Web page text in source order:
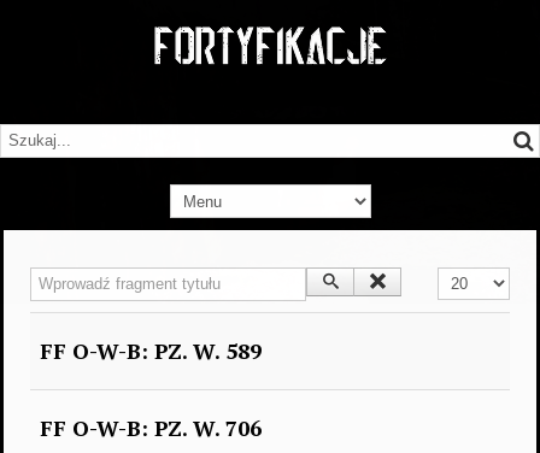
Wprowadź fragment tytułu Pokaż #
FF O-W-B: PZ. W. 589
FF O-W-B: PZ. W. 706